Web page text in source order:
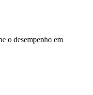
o desempenho em